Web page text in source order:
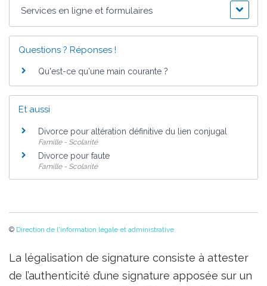
Services en ligne et formulaires
Questions ? Réponses !
Qu'est-ce qu'une main courante ?
Et aussi
Divorce pour altération définitive du lien conjugal
Famille - Scolarité
Divorce pour faute
Famille - Scolarité
© Direction de l'information légale et administrative
La légalisation de signature consiste à attester
de l’authenticité d’une signature apposée sur un